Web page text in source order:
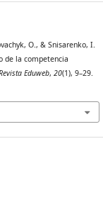
O., & Snisarenko, I.
de la competencia
Eduweb,20(1), 9–29.